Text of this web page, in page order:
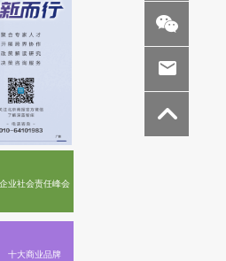
企业社会责任峰会
十大商业品牌